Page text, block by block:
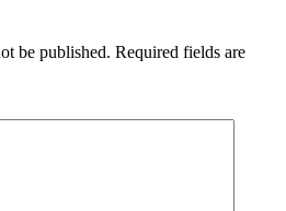
be published. Required fields are